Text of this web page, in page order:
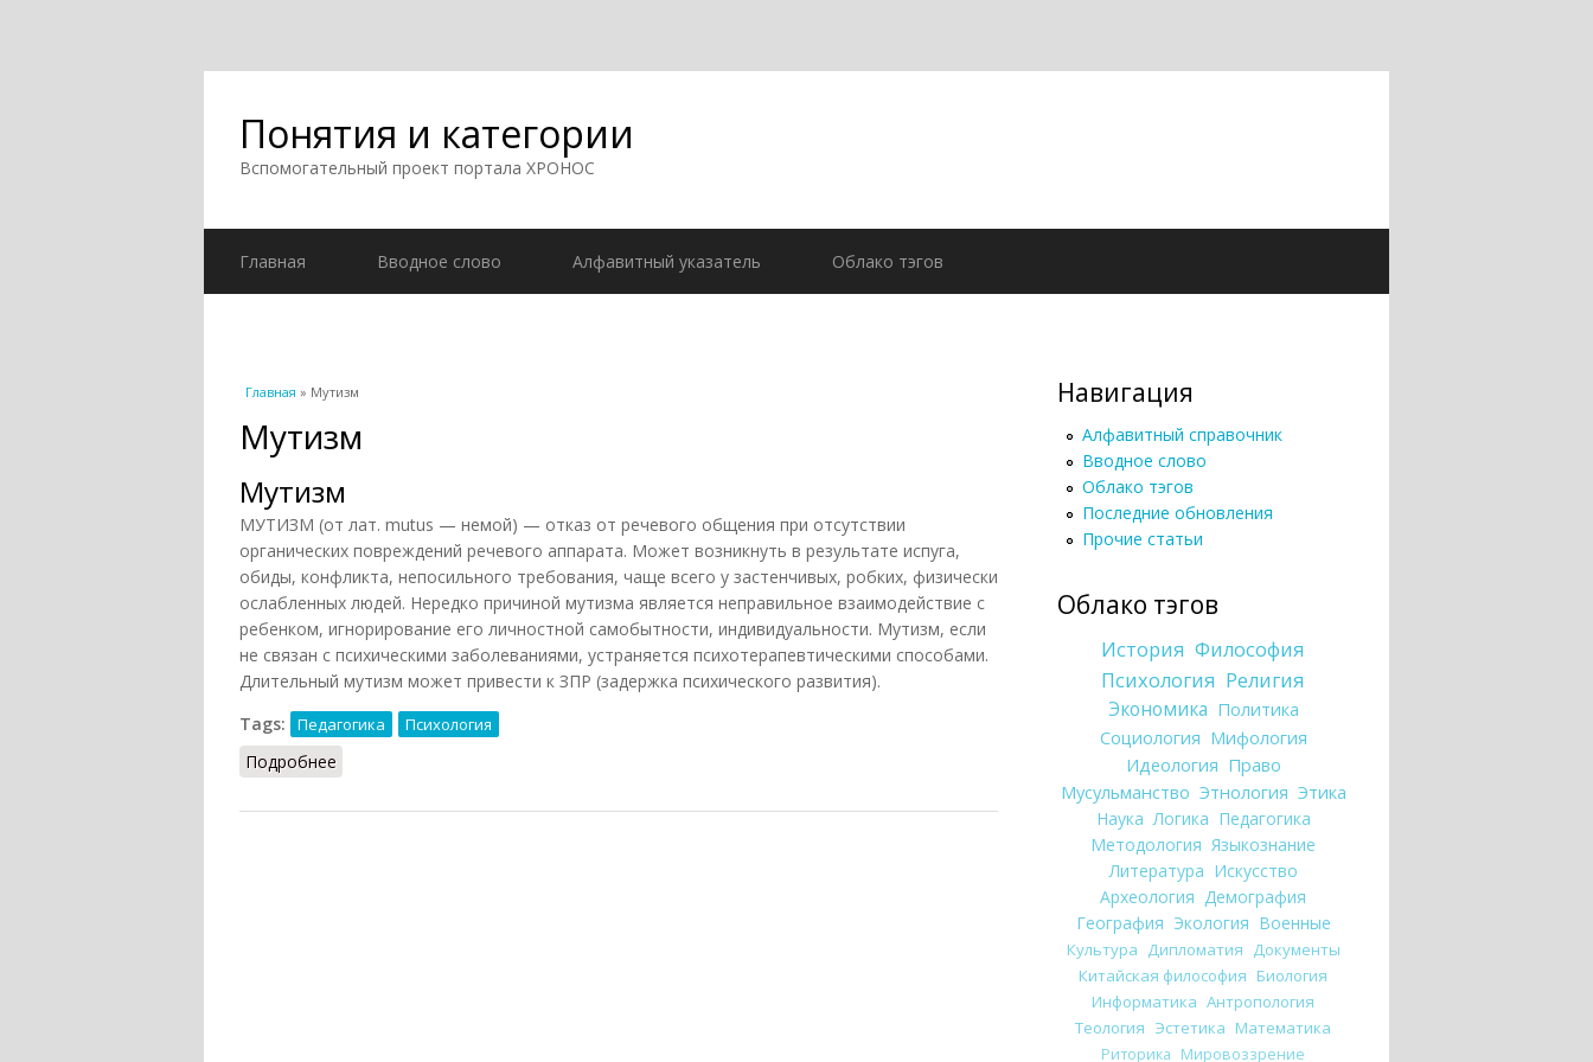
Понятия и категории
Вспомогательный проект портала ХРОНОС
Главная Вводное слово Алфавитный указатель Облако тэгов
Вы здесь
Главная » Мутизм
Мутизм
Мутизм
МУТИЗМ (от лат. mutus — немой) — отказ от речевого общения при отсутствии
органических повреждений речевого аппарата. Может возникнуть в результате испуга,
обиды, конфликта, непосильного требования, чаще всего у застенчивых, робких, физически
ослабленных людей. Нередко причиной мутизма является неправильное взаимодействие с
ребенком, игнорирование его личностной самобытности, индивидуальности. Мутизм, если
не связан с психическими заболеваниями, устраняется психотерапевтическими способами.
Длительный мутизм может привести к ЗПР (задержка психического развития).
Tags:
Педагогика Психология
Подробнее
Навигация
Алфавитный справочник
Вводное слово
Облако тэгов
Последние обновления
Прочие статьи
Облако тэгов
История Философия
Психология Религия
Экономика Политика
Социология Мифология
Идеология Право
Мусульманство Этнология Этика
Наука Логика Педагогика
Методология Языкознание
Литература Искусство
Археология Демография
География Экология Военные
Культура Дипломатия Документы
Китайская философия Биология
Информатика Антропология
Теология Эстетика Математика
Риторика Мировоззрение